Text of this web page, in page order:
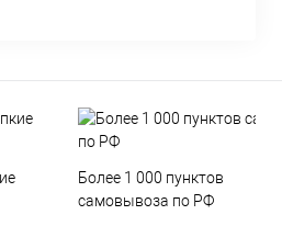
Более 1 000 пунктов
самовывоза по РФ